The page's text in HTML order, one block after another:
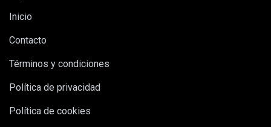
Inicio
Contacto
Términos y condiciones
Política de privacidad
Política de cookies